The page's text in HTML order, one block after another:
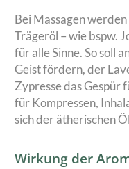
Bei Massagen
Trägeröl – wie bspw.
für alle Sinne. So soll
Geist fördern, der
Zypresse das Gespür
für Kompressen,
sich der ätherischen
Wirkung der